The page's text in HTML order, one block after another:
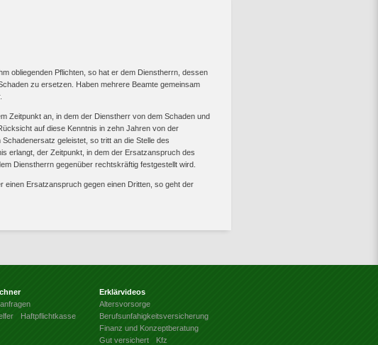
obliegenden Pflichten, so hat er dem Dienstherrn, dessen
zu ersetzen. Haben mehrere Beamte gemeinsam
Zeitpunkt an, in dem der Dienstherr von dem Schaden und
auf diese Kenntnis in zehn Jahren von der
geleistet, so tritt an die Stelle des
erlangt, der Zeitpunkt, in dem der Ersatzanspruch des
Dienstherrn gegenüber rechtskräftig festgestellt wird.
einen Ersatzanspruch gegen einen Dritten, so geht der
Haftpflichtkasse
Erklärvideos
Altersvorsorge
Berufsunfahigkeitsversicherung
Finanz und Konzeptberatung
Gut versichert
Kfz